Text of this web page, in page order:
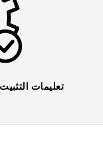
تعليمات